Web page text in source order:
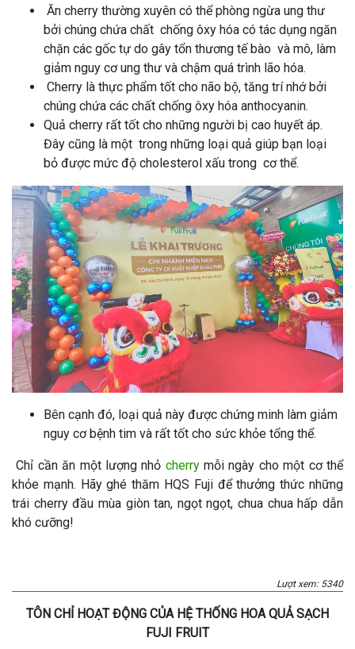
Ăn cherry thường xuyên có thể phòng ngừa ung thư
bởi chúng chứa chất chống ôxy hóa có tác dụng ngăn
chặn các gốc tự do gây tổn thương tế bào và mô, làm
giảm nguy cơ ung thư và chậm quá trình lão hóa.
Cherry là thực phẩm tốt cho não bộ, tăng trí nhớ bởi
chúng chứa các chất chống ôxy hóa anthocyanin.
Quả cherry rất tốt cho những người bị cao huyết áp.
Đây cũng là một trong những loại quả giúp bạn loại
bỏ được mức độ cholesterol xấu trong cơ thể.
Bên cạnh đó, loại quả này được chứng minh làm giảm
nguy cơ bệnh tim và rất tốt cho sức khỏe tổng thể.
Chỉ cần ăn một lượng nhỏ cherrymỗi ngày cho một cơ thể
khỏe mạnh. Hãy ghé thăm HQS Fuji để thưởng thức những
trái cherry đầu mùa giòn tan, ngọt ngọt, chua chua hấp dẫn
khó cưỡng!
Lượt xem: 5340
TÔN CHỈ HOẠT ĐỘNG CỦA HỆ THỐNG HOA QUẢ SẠCH
FUJI FRUIT